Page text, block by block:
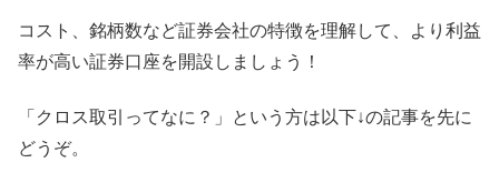
コスト、銘柄数など証券会社の特徴を理解して、より利益
率が高い証券口座を開設しましょう！
「クロス取引ってなに？」という方は以下↓の記事を先に
どうぞ。